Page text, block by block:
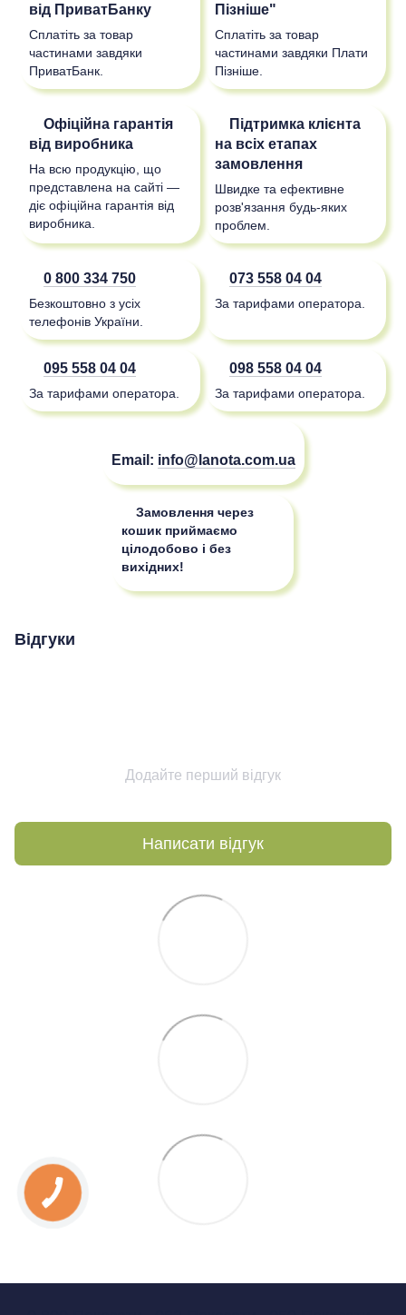
від ПриватБанку
Сплатіть за товар
частинами завдяки
ПриватБанк.
Пізніше"
Сплатіть за товар
частинами завдяки Плати
Пізніше.
Офіційна гарантія
від виробника
На всю продукцію, що
представлена на сайті —
діє офіційна гарантія від
виробника.
Підтримка клієнта
на всіх етапах
замовлення
Швидке та ефективне
розв'язання будь-яких
проблем.
0 800 334 750
Безкоштовно з усіх
телефонів України.
073 558 04 04
За тарифами оператора.
095 558 04 04
За тарифами оператора.
098 558 04 04
За тарифами оператора.
Email: info@lanota.com.ua
Замовлення через
кошик приймаємо
цілодобово і без
вихідних!
Відгуки
Додайте перший відгук
Написати відгук